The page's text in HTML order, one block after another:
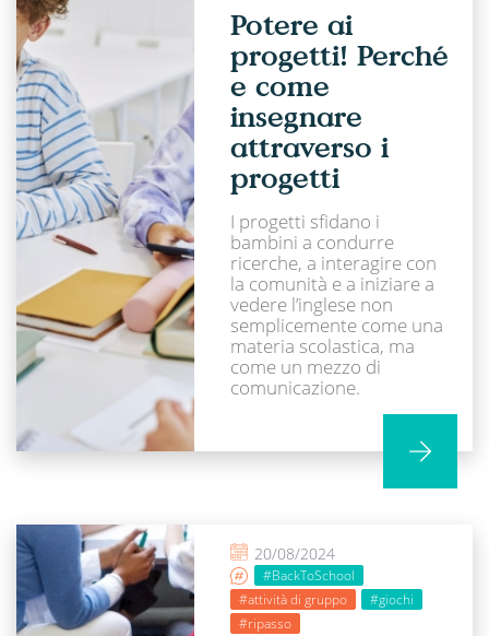
Potere ai
progetti! Perché
e come
insegnare
attraverso i
progetti
I progetti sfidano i
bambini a condurre
ricerche, a interagire con
la comunità e a iniziare a
vedere l’inglese non
semplicemente come una
materia scolastica, ma
come un mezzo di
comunicazione.
20/08/2024
#BackToSchool
#attività di gruppo
#giochi
#ripasso